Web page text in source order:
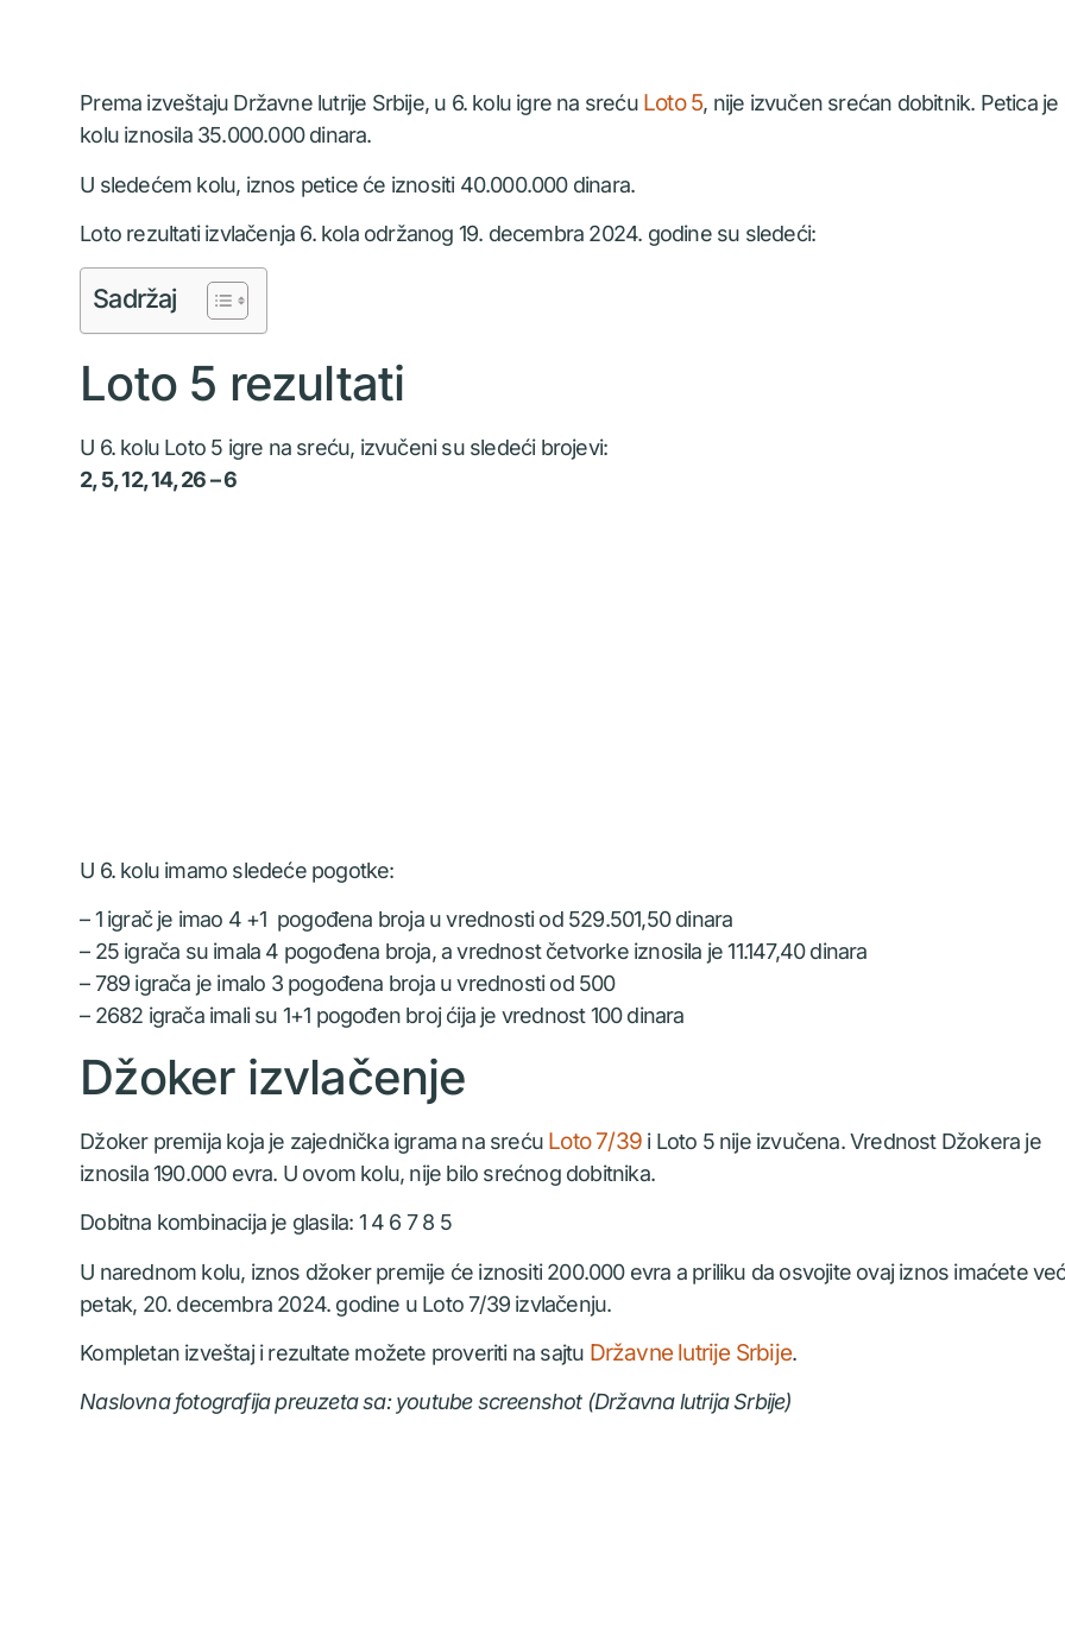
Prema izveštaju Državne lutrije Srbije, u 6. kolu igre na sreću Loto 5, nije izvučen srećan dobitnik. Petica je
kolu iznosila 35.000.000 dinara.
U sledećem kolu, iznos petice će iznositi 40.000.000 dinara.
Loto rezultati izvlačenja 6. kola održanog 19. decembra 2024. godine su sledeći:
Sadržaj
Loto 5 rezultati
U 6. kolu Loto 5 igre na sreću, izvučeni su sledeći brojevi:
2, 5, 12, 14, 26 – 6
U 6. kolu imamo sledeće pogotke:
– 1 igrač je imao 4 +1 pogođena broja u vrednosti od 529.501,50 dinara
– 25 igrača su imala 4 pogođena broja, a vrednost četvorke iznosila je 11.147,40 dinara
– 789 igrača je imalo 3 pogođena broja u vrednosti od 500
– 2682 igrača imali su 1+1 pogođen broj ćija je vrednost 100 dinara
Džoker izvlačenje
Džoker premija koja je zajednička igrama na sreću Loto 7/39 i Loto 5 nije izvučena. Vrednost Džokera je
iznosila 190.000 evra. U ovom kolu, nije bilo srećnog dobitnika.
Dobitna kombinacija je glasila: 1 4 6 7 8 5
U narednom kolu, iznos džoker premije će iznositi 200.000 evra a priliku da osvojite ovaj iznos imaćete
petak, 20. decembra 2024. godine u Loto 7/39 izvlačenju.
Kompletan izveštaj i rezultate možete proveriti na sajtu Državne lutrije Srbije.
Naslovna fotografija preuzeta sa: youtube screenshot (Državna lutrija Srbije)